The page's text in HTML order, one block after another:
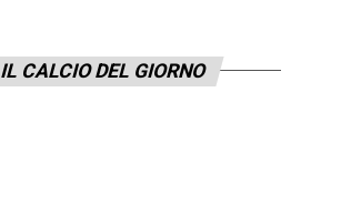
IL CALCIO DEL GIORNO